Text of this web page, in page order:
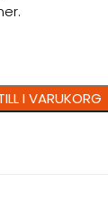
I VARUKORG